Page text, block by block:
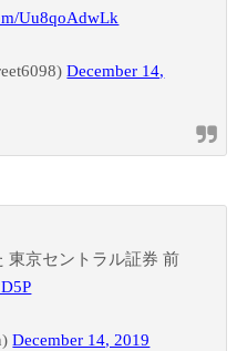
Uu8qoAdwLk
December 14,
東京セントラル証券 前
December 14, 2019